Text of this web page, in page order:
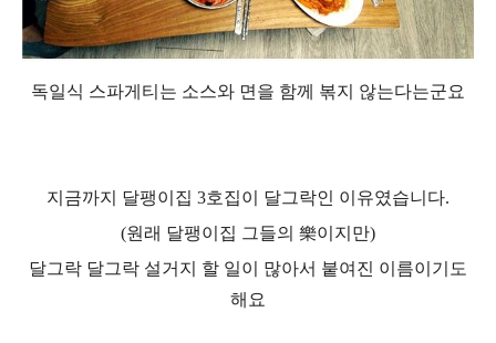
독일식 스파게티는 소스와 면을 함께 볶지 않는다는군요
지금까지 달팽이집 3호집이 달그락인 이유였습니다.
(원래 달팽이집 그들의 樂이지만)
달그락 달그락 설거지 할 일이 많아서 붙여진 이름이기도
해요